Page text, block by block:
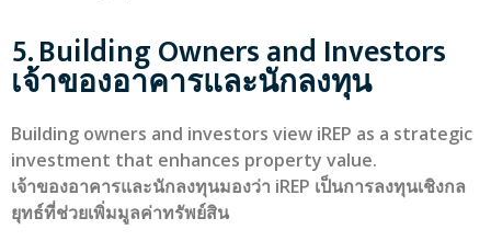
5. Building Owners and Investors
เจ้าของอาคารและนักลงทุน
Building owners and investors view iREP as a strategic
investment that enhances property value.
เจ้าของอาคารและนักลงทุนมองว่า iREP เป็นการลงทุนเชิงกล
ยุทธ์ที่ช่วยเพิ่มมูลค่าทรัพย์สิน